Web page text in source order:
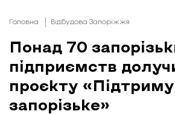
Головна Відбудова Запоріжжя
Понад 70
підприємств
проєкту
запорізьке»